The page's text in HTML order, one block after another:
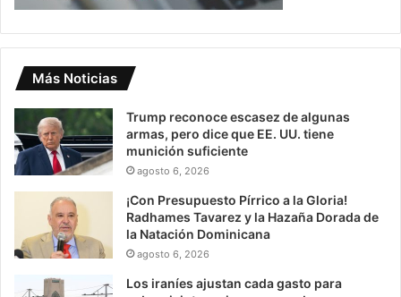
Más Noticias
Trump reconoce escasez de algunas
armas, pero dice que EE. UU. tiene
munición suficiente
agosto 6, 2026
¡Con Presupuesto Pírrico a la Gloria!
Radhames Tavarez y la Hazaña Dorada de
la Natación Dominicana
agosto 6, 2026
Los iraníes ajustan cada gasto para